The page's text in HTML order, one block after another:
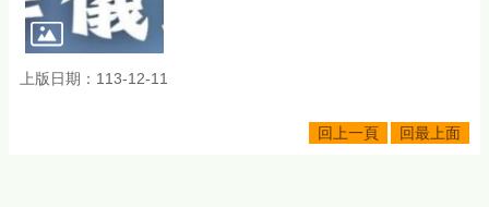
上版日期：113-12-11
回上一頁 回最上面